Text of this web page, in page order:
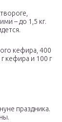
– до 1,5 кг.
кефира, 400
кефира и 100 г
праздника.